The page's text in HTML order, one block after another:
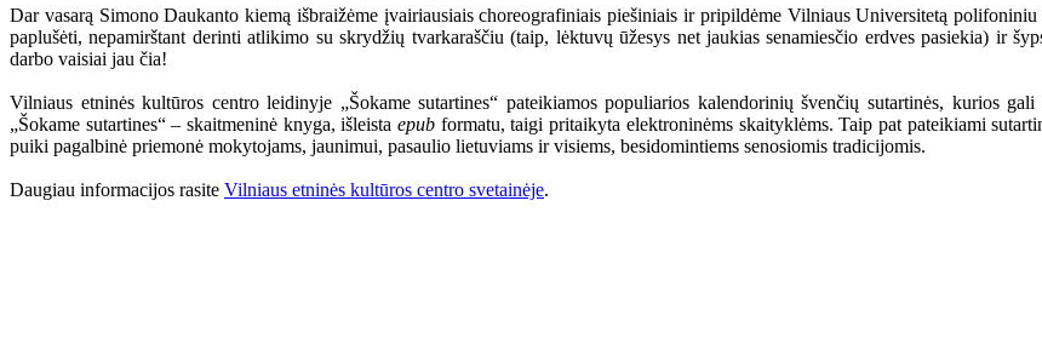
Dar vasarą Simono Daukanto kiemą išbraižėme įvairiausiais choreografiniais piešiniais ir pripildėme Vilniaus Universitetą
paplušėti, nepamirštant derinti atlikimo su skrydžių tvarkaraščiu (taip, lėktuvų ūžesys net jaukias senamiesčio erdves pasiekia) ir
darbo vaisiai jau čia!
Vilniaus etninės kultūros centro leidinyje „Šokame sutartines“ pateikiamos populiarios kalendorinių švenčių sutartinės, kurios
„Šokame sutartines“ – skaitmeninė knyga, išleistaepub formatu, taigi pritaikyta elektroninėms skaityklėms. Taip pat pateikiami
puiki pagalbinė priemonė mokytojams, jaunimui, pasaulio lietuviams ir visiems, besidomintiems senosiomis tradicijomis.
Daugiau informacijos rasite Vilniaus etninės kultūros centro svetainėje.